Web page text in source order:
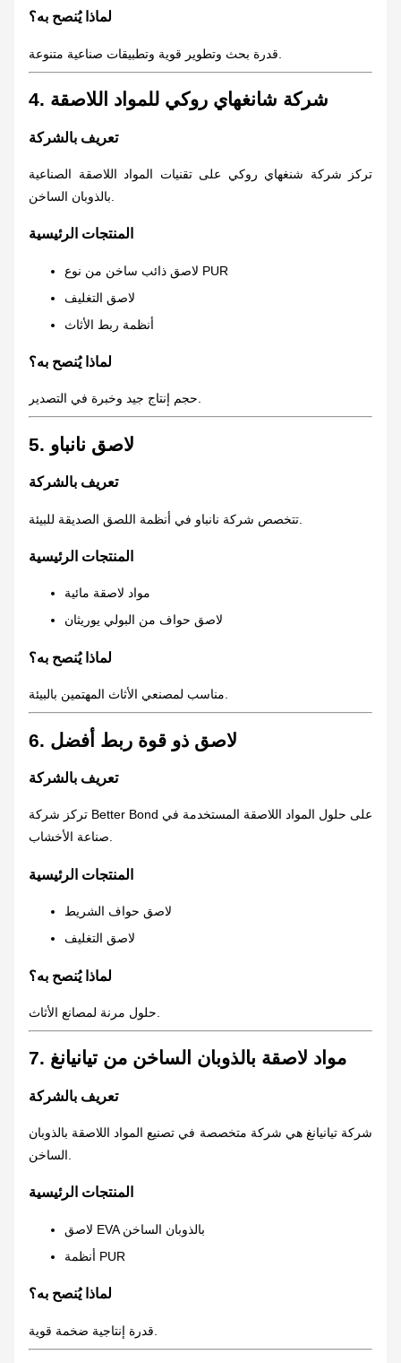
لماذا يُنصح به؟
4. شركة شانغهاي روكي للمواد اللاصقة
تعريف بالشركة
تركز شركة شنغهاي روكي على تقنيات المواد اللاصقة الصناعية
المنتجات الرئيسية
لاصق ذائب ساخن من نوع PUR
لاصق التغليف
أنظمة ربط الأثاث
لماذا يُنصح به؟
حجم إنتاج جيد وخبرة في التصدير.
5. لاصق نانباو
تعريف بالشركة
المنتجات الرئيسية
مواد لاصقة مائية
لاصق حواف من البولي يوريثان
لماذا يُنصح به؟
6. لاصق ذو قوة ربط أفضل
تعريف بالشركة
تركز شركة Better Bond على حلول المواد اللاصقة المستخدمة في
صناعة الأخشاب.
المنتجات الرئيسية
لاصق حواف الشريط
لاصق التغليف
لماذا يُنصح به؟
7. مواد لاصقة بالذوبان الساخن من تيانيانغ
تعريف بالشركة
شركة تيانيانغ هي شركة متخصصة في تصنيع المواد اللاصقة بالذوبان
المنتجات الرئيسية
لاصق EVA بالذوبان الساخن
أنظمة PUR
لماذا يُنصح به؟